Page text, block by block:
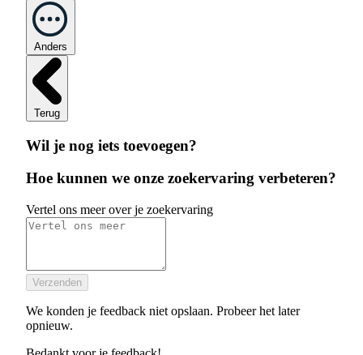
Anders
Terug
Wil je nog iets toevoegen?
Hoe kunnen we onze zoekervaring verbeteren?
Vertel ons meer over je zoekervaring
Verzenden
We konden je feedback niet opslaan. Probeer het later
opnieuw.